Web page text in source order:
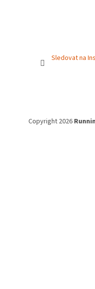
Sledovat na
Copyright 2026